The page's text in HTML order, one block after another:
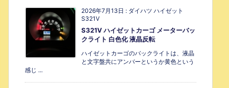
2026年7月13日 : ダイハツ ハイゼット
S321V
S321V ハイゼットカーゴ メーターバッ
クライト 白色化 液晶反転
ハイゼットカーゴのバックライトは、液晶
と文字盤共にアンバーというか黄色という
感じ ...